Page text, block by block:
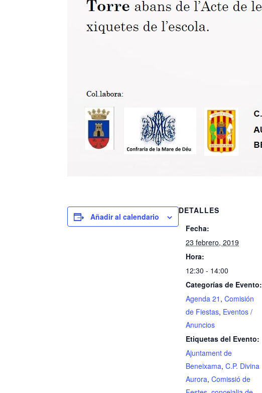
Añadir al calendario
DETALLES
Fecha:
23 febrero, 2019
Hora:
12:30 - 14:00
Categorías de Evento:
Agenda 21 ,Comisión
de Fiestas, Eventos /
Anuncios
Etiquetas del Evento:
Ajuntament de
Beneixama,C.P. Divina
Aurora,Comissió de